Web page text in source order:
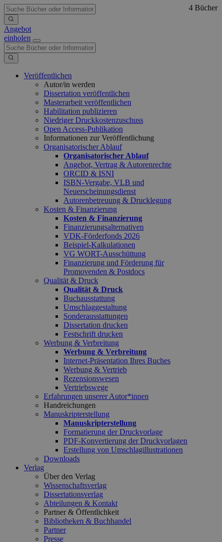
Angebot
einholen
Veröffentlichen
Autor/in werden
Dissertation veröffentlichen
Masterarbeit veröffentlichen
Habilitation publizieren
Niedriger Druckkostenzuschuss
Open Access-Publikation
Informationen zur Veröffentlichung
Organisatorischer Ablauf
Organisatorischer Ablauf
Angebot, Vertrag & Autorenrechte
ORCID & ISNI
ISBN-Vergabe, VLB und
Neuerscheinungsdienst
Autorenbetreuung & Drucklegung
Kosten & Finanzierung
Kosten & Finanzierung
Finanzierungsalternativen
VDK-Förderfonds 2026
Beispiel-Kalkulationen
VG WORT-Ausschüttung
Finanzierung und Förderung für
Promovenden & Postdocs
Qualität & Druck
Qualität & Druck
Buchausstattung
Umschlaggestaltung
Sonderausstattungen
Dissertation drucken
Festschrift drucken
Werbung & Verbreitung
Werbung & Verbreitung
Internet-Präsentation Ihres Buches
Werbung & Vertrieb
Rezensionswesen
Vertriebswege
Erfahrungen unserer Autor*innen
Handreichungen
Manuskripterstellung
Manuskripterstellung
Formatierung der Druckvorlage
PDF-Konvertierung der Druckvorlagen
Erstellung von Umschlagillustrationen
Downloads
Verlag
Über den Verlag
Wissenschaftsverlag
Dissertationsverlag
Abteilungen & Kontakt
Partner & Öffentlichkeit
Bibliotheken & Buchhandel
Partner
Presse
4 Bücher